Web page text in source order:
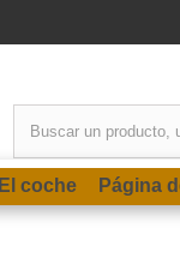
El coche Página